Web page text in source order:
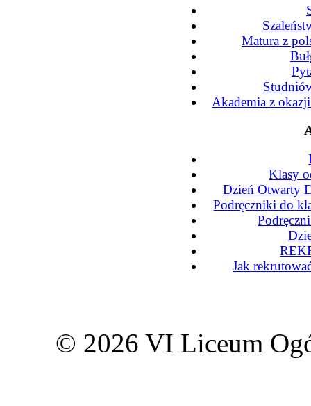
Matura z
Akademia z
Klasy
Dzień Otwarty
Podręczniki do
Jak
© 2026 VI Liceum